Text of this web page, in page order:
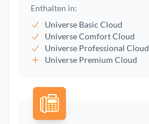
Enthalten in:
Universe Basic Cloud
Universe Comfort Cloud
Universe Professional Cloud
Universe Premium Cloud